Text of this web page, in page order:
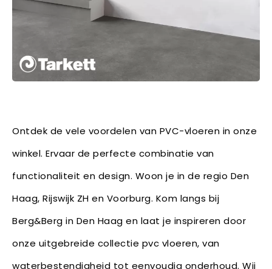
Ontdek de vele voordelen van PVC-vloeren in onze
winkel. Ervaar de perfecte combinatie van
functionaliteit en design. Woon je in de regio Den
Haag, Rijswijk ZH en Voorburg. Kom langs bij
Berg&Berg in Den Haag en laat je inspireren door
onze uitgebreide collectie pvc vloeren, van
waterbestendigheid tot eenvoudig onderhoud. Wij